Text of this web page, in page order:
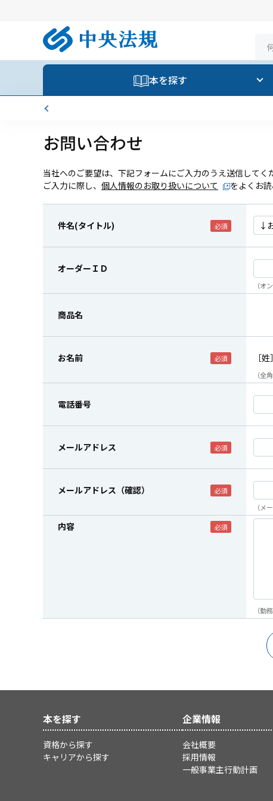
本を探す
お問い合わせ
当社へのご要望は、下記フォームにご入力のうえ送信してく
ご入力に際し、 個人情報のお取り扱いについて をよくお
件名(タイトル)
オーダーＩＤ
（オ
商品名
お名前 ［姓］
（全
電話番号
メールアドレス
メールアドレス（確認）
（メ
内容
（勤
本を探す
資格から探す
キャリアから探す
企業情報
会社概要
採用情報
一般事業主行動計画